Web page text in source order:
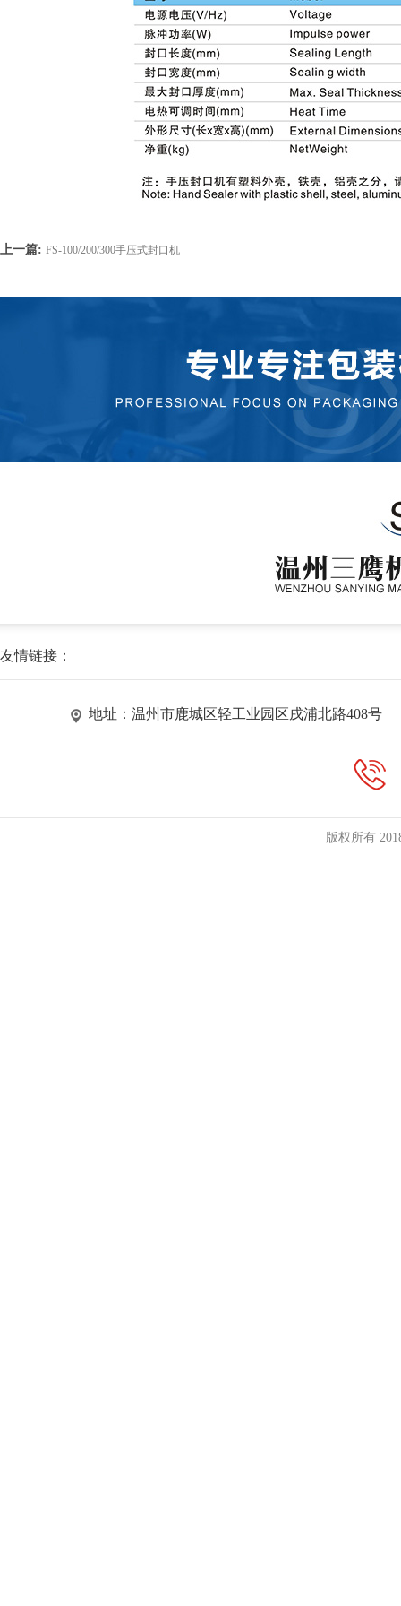
上一篇: FS-100/200/300手压式封口机
友情链接：
地址：温州市鹿城区轻工业园区戌浦北路408号
版权所有